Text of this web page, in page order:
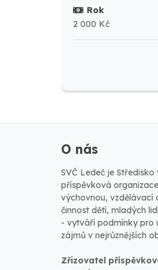
Rok
2 000 Kč
O nás
SVČ Ledeč je Středisko
příspěvková
výchovnou, vzdělávací
činnost dětí, mladých
- vytváří podmínky pro
zájmů v nejrůznějších
Zřizovatel